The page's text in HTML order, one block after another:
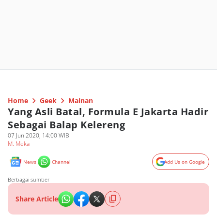
Home Geek Mainan
Yang Asli Batal, Formula E Jakarta Hadir
Sebagai Balap Kelereng
07 Jun 2020, 14:00 WIB
M. Meka
News Channel Add Us on Google
Berbagai sumber
Share Article